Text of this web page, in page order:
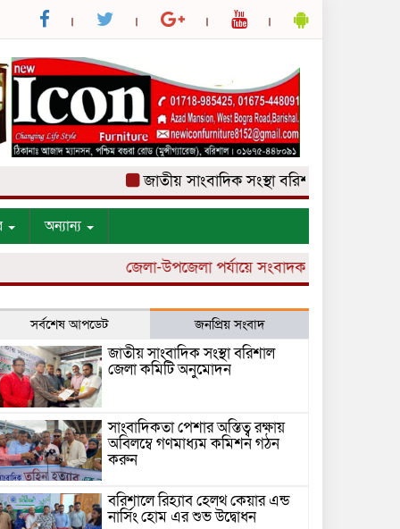
জাতীয় সাংবাদিক সংস্থা বরিশাল জেলা কমিটি
অন্যান্য
জেলা-উপজেলা পর্যায়ে সংবাদকর্মী নিয়োগ চলছে।
সর্বশেষ আপডেট জনপ্রিয় সংবাদ
জাতীয় সাংবাদিক সংস্থা বরিশাল
জেলা কমিটি অনুমোদন
সাংবাদিকতা পেশার অস্তিত্ব রক্ষায়
অবিলম্বে গণমাধ্যম কমিশন গঠন
করুন
বরিশালে রিহ্যাব হেলথ কেয়ার এন্ড
নার্সিং হোম এর শুভ উদ্বোধন